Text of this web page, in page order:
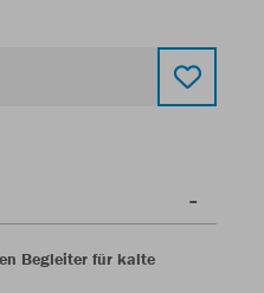
Begleiter für kalte